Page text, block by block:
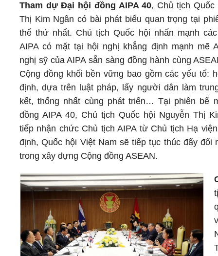
Tham dự Đại hội đồng AIPA 40, Chủ tịch Quốc
Thị Kim Ngân có bài phát biểu quan trọng tại
thể thứ nhất. Chủ tịch Quốc hội nhấn mạnh
AIPA có mặt tại hội nghị khẳng định mạnh mẽ
nghị sỹ của AIPA sẵn sàng đồng hành cùng
Cộng đồng khối bền vững bao gồm các yếu tố:
định, dựa trên luật pháp, lấy người dân làm
kết, thống nhất cùng phát triển… Tại phiên bế
đồng AIPA 40, Chủ tịch Quốc hội Nguyễn Thị
tiếp nhận chức Chủ tịch AIPA từ Chủ tịch Hạ
định, Quốc hội Việt Nam sẽ tiếp tục thúc đẩy
trong xây dựng Cộng đồng ASEAN.